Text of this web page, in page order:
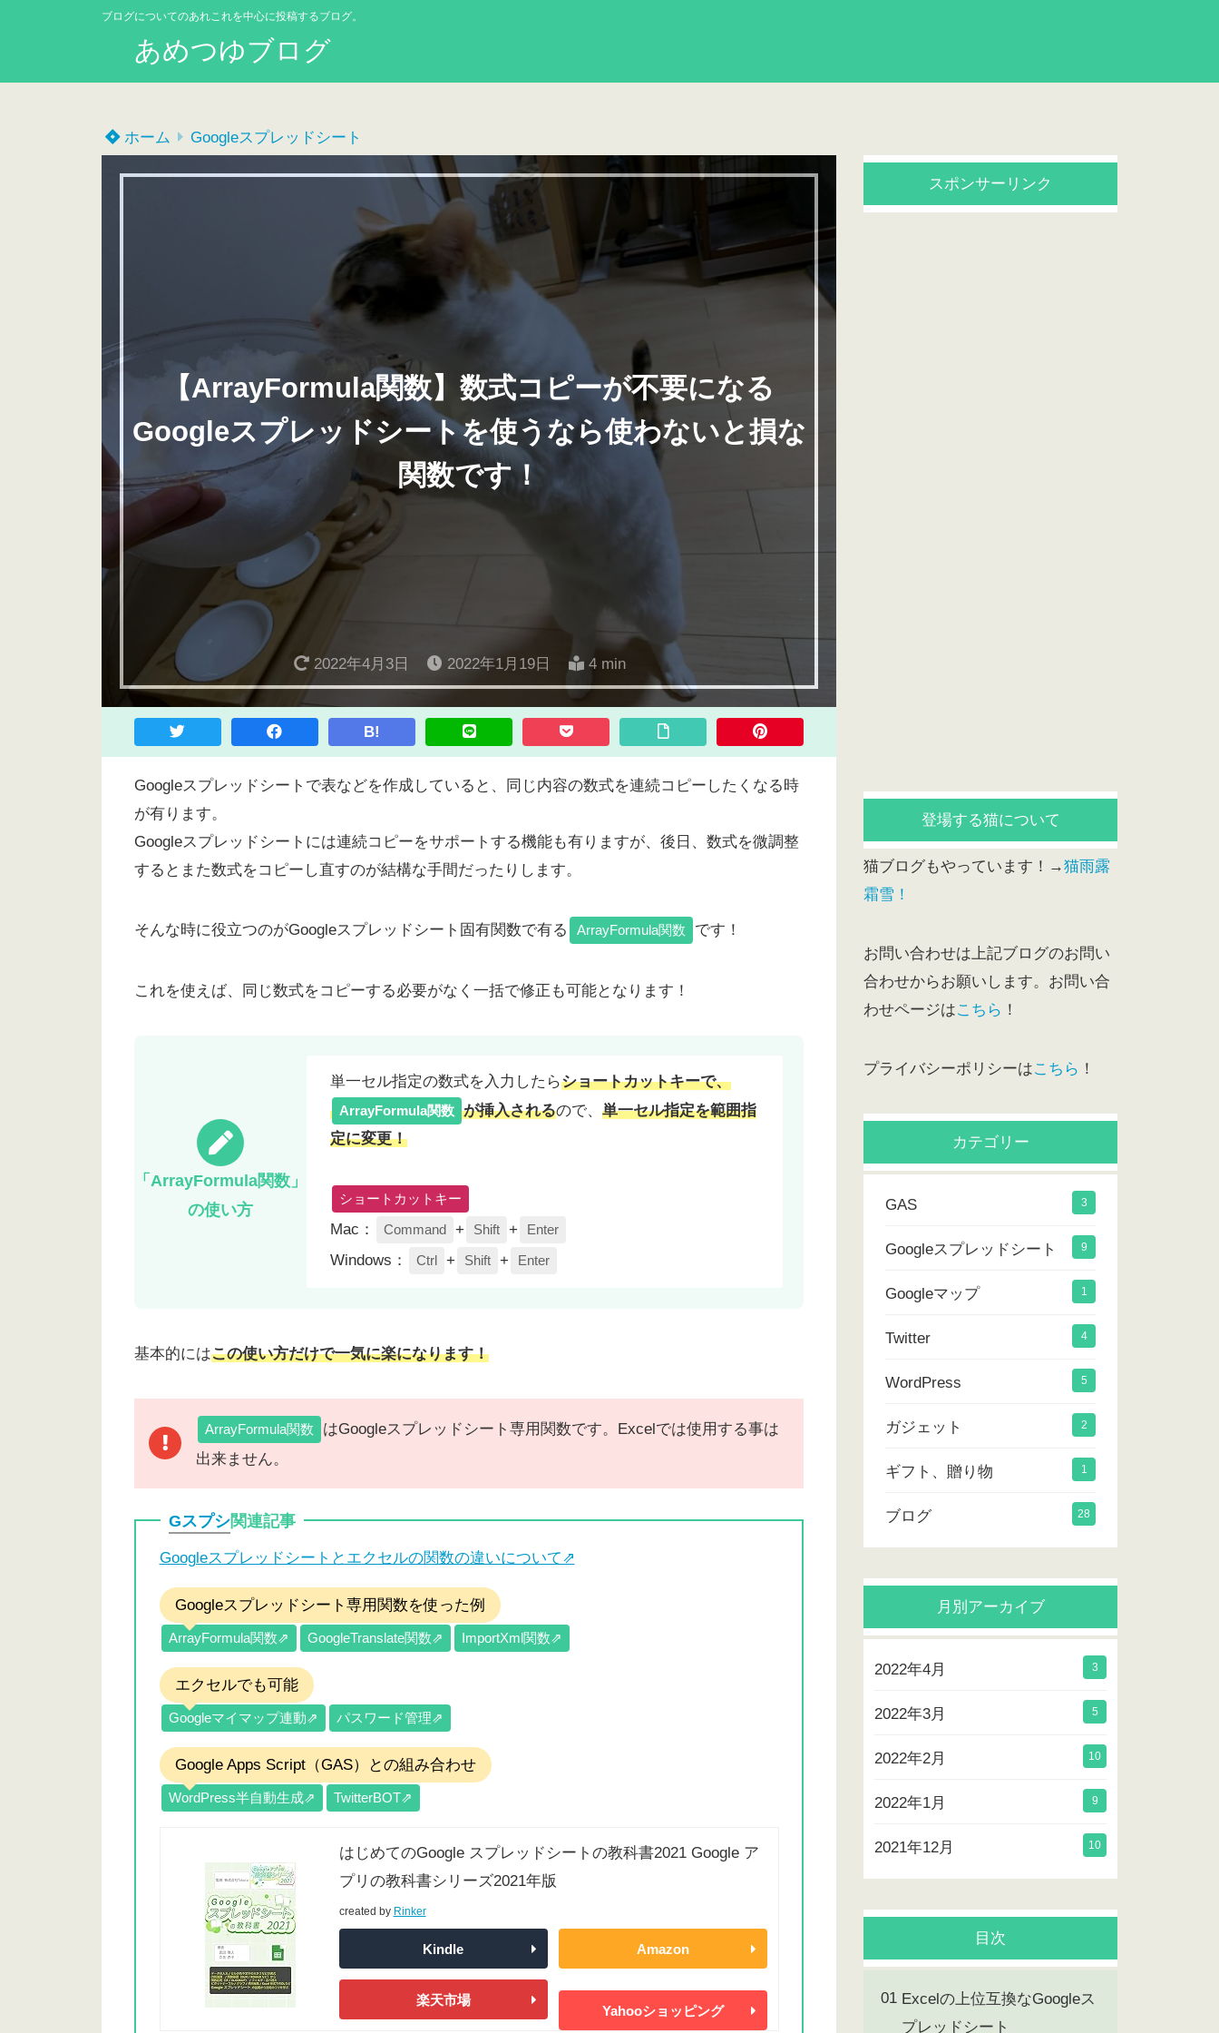
ブログについてのあれこれを中心に投稿するブログ。
あめつゆブログ
ホーム Googleスプレッドシート
【ArrayFormula関数】数式コピーが不要になる
Googleスプレッドシートを使うなら使わないと損な
関数です！
2022年4月3日 2022年1月19日 4 min
B!
Googleスプレッドシートで表などを作成していると、同じ内容の数式を連続コピーしたくなる時
が有ります。
Googleスプレッドシートには連続コピーをサポートする機能も有りますが、後日、数式を微調整
するとまた数式をコピーし直すのが結構な手間だったりします。
そんな時に役立つのがGoogleスプレッドシート固有関数で有る ArrayFormula関数 です！
これを使えば、同じ数式をコピーする必要がなく一括で修正も可能となります！
「ArrayFormula関数」
の使い方
単一セル指定の数式を入力したらショートカットキーで、
ArrayFormula関数 が挿入されるので、 単一セル指定を範囲指
定に変更！
ショートカットキー
Mac： Command + Shift + Enter
Windows： Ctrl + Shift + Enter
基本的にはこの使い方だけで一気に楽になります！
ArrayFormula関数
はGoogleスプレッドシート専用関数です。Excelでは使用する事は
出来ません。
Gスプシ関連記事
Googleスプレッドシートとエクセルの関数の違いについて⇗
Googleスプレッドシート専用関数を使った例
ArrayFormula関数⇗ GoogleTranslate関数⇗ ImportXml関数⇗
エクセルでも可能
Googleマイマップ連動⇗ パスワード管理⇗
Google Apps Script（GAS）との組み合わせ
WordPress半自動生成⇗ TwitterBOT⇗
はじめてのGoogle スプレッドシートの教科書2021 Google ア
プリの教科書シリーズ2021年版
created by Rinker
Kindle Amazon
楽天市場
Yahooショッピング
スポンサーリンク
登場する猫について
猫ブログもやっています！→猫雨露
霜雪！
お問い合わせは上記ブログのお問い
合わせからお願いします。お問い合
わせページはこちら ！
プライバシーポリシーはこちら ！
カテゴリー
GAS 3
Googleスプレッドシート 9
Googleマップ 1
Twitter 4
WordPress 5
ガジェット 2
ギフト、贈り物 1
ブログ 28
月別アーカイブ
2022年4月 3
2022年3月 5
2022年2月 10
2022年1月 9
2021年12月 10
目次
Excelの上位互換なGoogleス
プレッドシート